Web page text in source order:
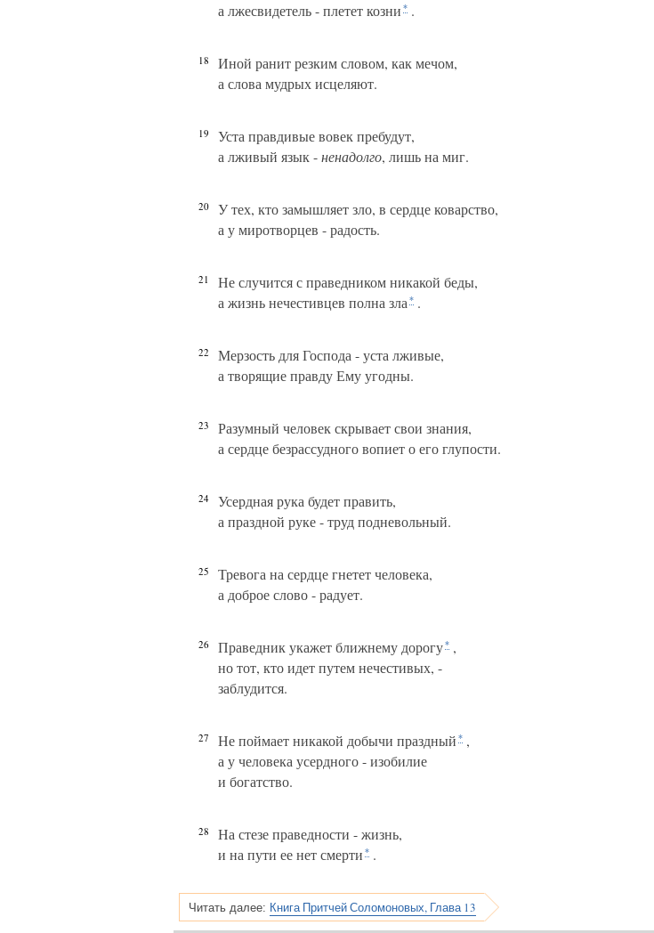
а лжесвидетель - плетет козни * .
18
Иной ранит резким словом, как мечом,
а слова мудрых исцеляют.
19
Уста правдивые вовек пребудут,
а лживый язык -ненадолго, лишь на миг.
20
У тех, кто замышляет зло, в сердце коварство,
а у миротворцев - радость.
21
Не случится с праведником никакой беды,
а жизнь нечестивцев полна зла * .
22
Мерзость для Господа - уста лживые,
а творящие правду Ему угодны.
23
Разумный человек скрывает свои знания,
а сердце безрассудного вопиет о его глупости.
24
Усердная рука будет править,
а праздной руке - труд подневольный.
25
Тревога на сердце гнетет человека,
а доброе слово - радует.
26 Праведник укажет ближнему дорогу* ,
но тот, кто идет путем нечестивых, -
заблудится.
27 Не поймает никакой добычи праздный * ,
а у человека усердного - изобилие
и богатство.
28
На стезе праведности - жизнь,
и на пути ее нет смерти * .
Читать далее: Книга Притчей Соломоновых, Глава 13